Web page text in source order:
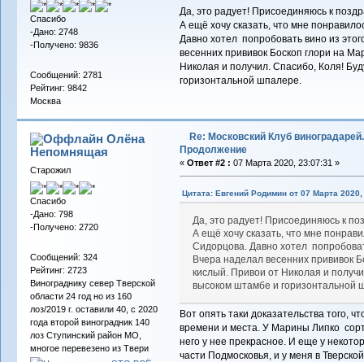
Спасибо
-Дано: 2748
-Получено: 9836
Сообщений: 2781
Рейтинг: 9842
Москва
Да, это радует! Присоединяюсь к
А ещё хочу сказать, что мне
Давно хотел попробовать вино из
весенних прививок Боскоп глори на
Николая и получил. Спасибо, Коля!
горизонтальной шпалере.
Олёна
Непомнящая
Старожил
Спасибо
-Дано: 798
-Получено: 2720
Сообщений: 324
Рейтинг: 2723
Винограднику север Тверской
области 24 год но из 160
лоз/2019 г. оставили 40, с 2020
года второй виноградник 140
лоз Ступинский район МО,
многое перевезено из Твери
Re: Московский Клуб виноградарей.
Продолжение
« Ответ #2 : 07 Марта 2020, 23:07:31 »
Цитата: Евгений Родимин от 07 Марта
Да, это радует! Присоединяюсь к
А ещё хочу сказать, что мне
Сидорцова. Давно хотел
Вчера наделал весенних прививок
кислый. Привои от Николая и
высоком штамбе и горизонтальной
Вот опять таки доказательства того,
времени и места. У Марины Липко
него у нее прекрасное. И еще у
части Подмосковья, и у меня в